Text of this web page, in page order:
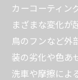
カーコーティン
まざまな変化が
鳥のフンなど外
装の劣化や色あ
洗車や摩擦によ